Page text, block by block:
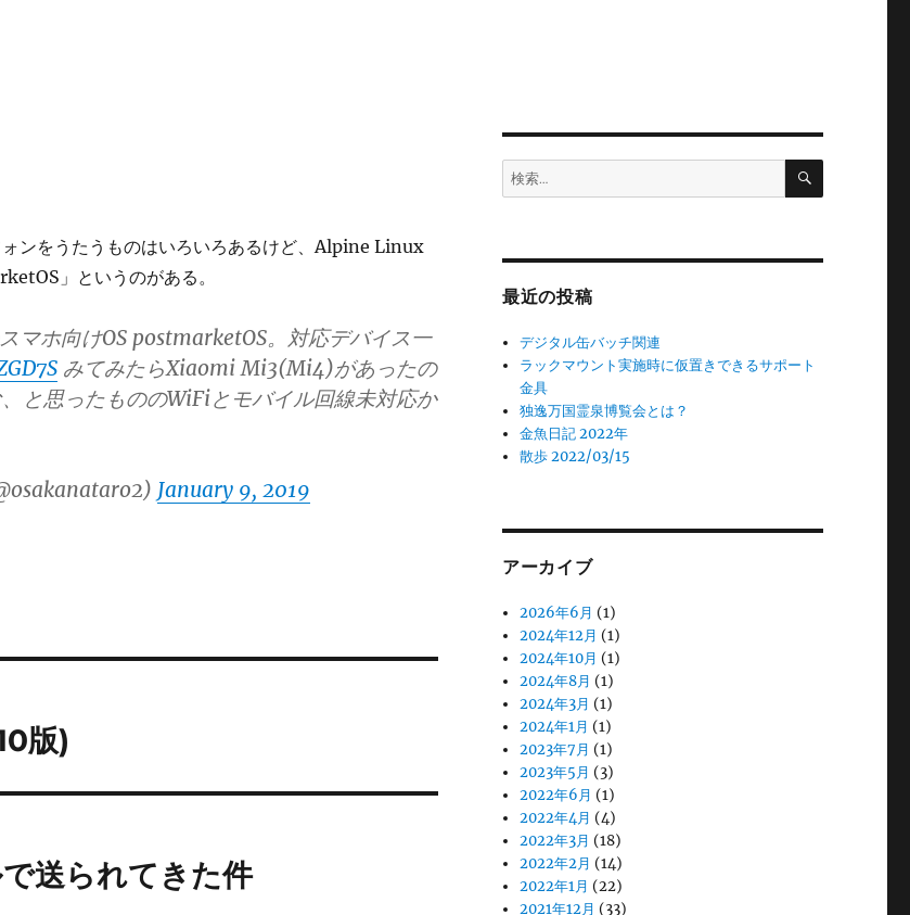
ンをうたうものはいろいろあるけど、Alpine Linux
」というのがある。
マホ向けOS postmarketOS。対応デバイス一
みてみたらXiaomi Mi3(Mi4)があったの
と思ったもののWiFiとモバイル回線未対応か
January 9, 2019
版)
送られてきた件
検
索:
検
最近の投稿
デジタル缶バッチ関連
ラックマウント実施時に仮置きできるサポート
金具
独逸万国霊泉博覧会とは？
金魚日記 2022年
散歩 2022/03/15
アーカイブ
2026年6月 (1)
2024年12月 (1)
2024年10月 (1)
2024年8月 (1)
2024年3月 (1)
2024年1月 (1)
2023年7月 (1)
2023年5月 (3)
2022年6月 (1)
2022年4月 (4)
2022年3月 (18)
2022年2月 (14)
2022年1月 (22)
2021年12月 (33)